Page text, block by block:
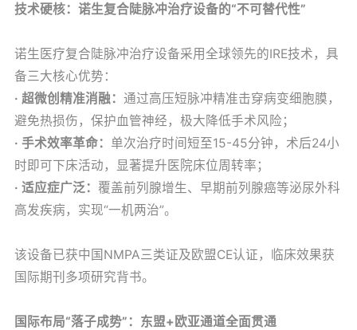
技术硬核：诺生复合陡脉冲治疗设备的“不可替代性”
诺生医疗复合陡脉冲治疗设备采用全球领先的IRE技术，具
备三大核心优势：
· 超微创精准消融： 通过高压短脉冲精准击穿病变细胞膜，
避免热损伤，保护血管神经，极大降低手术风险；
· 手术效率革命： 单次治疗时间短至15-45分钟，术后24小
时即可下床活动，显著提升医院床位周转率；
· 适应症广泛： 覆盖前列腺增生、早期前列腺癌等泌尿外科
高发疾病，实现“一机两治”。
该设备已获中国NMPA三类证及欧盟CE认证，临床效果获
国际期刊多项研究背书。
国际布局“落子成势”：东盟+欧亚通道全面贯通